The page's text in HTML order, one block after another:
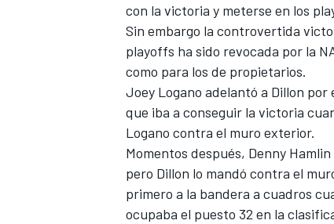
con la victoria y meterse en los
Sin embargo la controvertida
playoffs ha sido revocada por la
como para los de propietarios.
Joey Logano adelantó a Dillon por
que iba a conseguir la victoria
Logano contra el muro exterior.
Momentos después, Denny Hamlin
pero Dillon lo mandó contra el
primero a la bandera a cuadros
ocupaba el puesto 32 en la